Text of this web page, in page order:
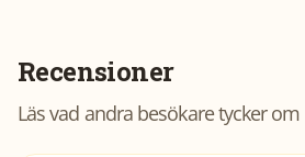
Recensioner
Läs vad andra besökare tycker om